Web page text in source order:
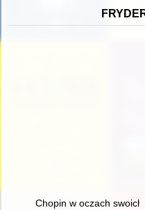
Chopin w oczach